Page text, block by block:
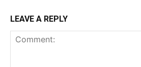
LEAVE A REPLY